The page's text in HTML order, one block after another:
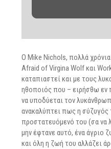
O Mike Nichols, πολλά
Afraid of Virgina Wolf και
καταπιαστεί και με τους
ηθοποιός που – ειρήσθω εν
να υποδύεται τον
ανακαλύπτει πως η σύζυγός
προστατευόμενό του (σα να
μην έφτανε αυτό, ένα άγριο
και όλη η ζωή του αλλάζει